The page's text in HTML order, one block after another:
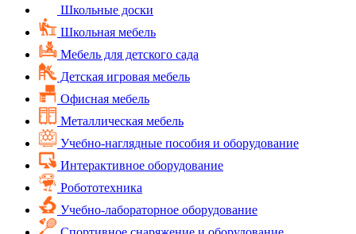
Школьные доски
Школьная мебель
Мебель для детского сада
Детская игровая мебель
Офисная мебель
Металлическая мебель
Учебно-наглядные пособия и оборудование
Интерактивное оборудование
Робототехника
Учебно-лабораторное оборудование